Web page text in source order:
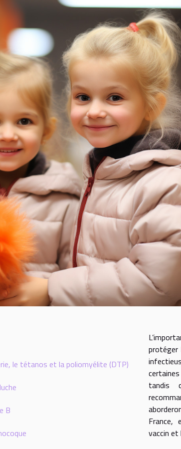
le tétanos et la poliomyélite (DTP)
B
protéger
tandis
France,
vaccin et